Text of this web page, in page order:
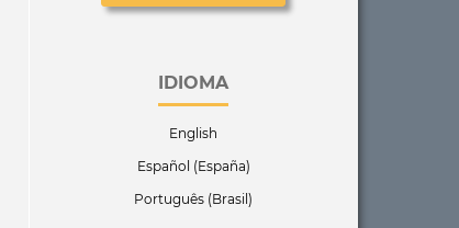
IDIOMA
English
Español (España)
Português (Brasil)